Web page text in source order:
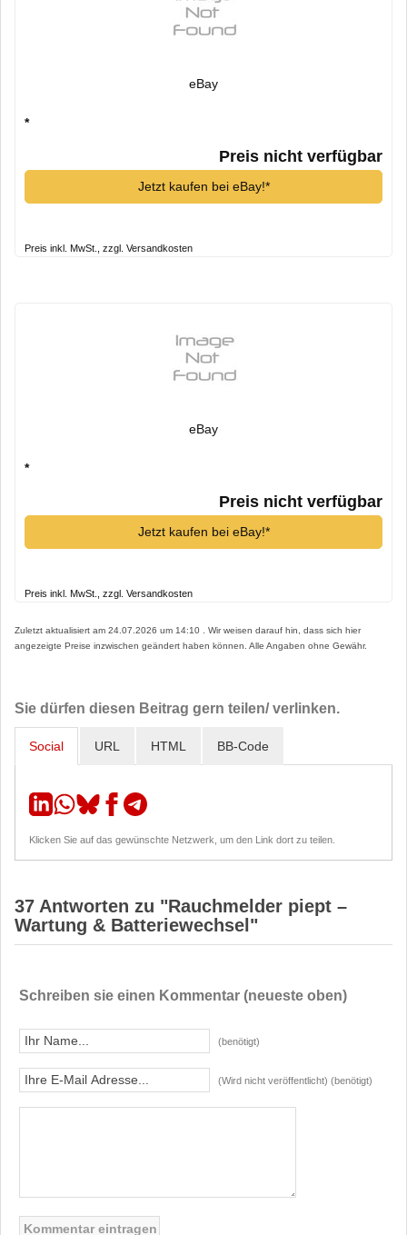
eBay
*
Preis nicht verfügbar
Jetzt kaufen bei eBay!*
Preis inkl. MwSt., zzgl. Versandkosten
eBay
*
Preis nicht verfügbar
Jetzt kaufen bei eBay!*
Preis inkl. MwSt., zzgl. Versandkosten
Zuletzt aktualisiert am 24.07.2026 um 14:10 . Wir weisen darauf hin, dass sich hier
angezeigte Preise inzwischen geändert haben können. Alle Angaben ohne Gewähr.
Sie dürfen diesen Beitrag gern teilen/ verlinken.
Social URL HTML BB-Code
Klicken Sie auf das gewünschte Netzwerk, um den Link dort zu teilen.
37 Antworten zu "Rauchmelder piept –
Wartung & Batteriewechsel"
Schreiben sie einen Kommentar (neueste oben)
(benötigt)
(Wird nicht veröffentlicht) (benötigt)